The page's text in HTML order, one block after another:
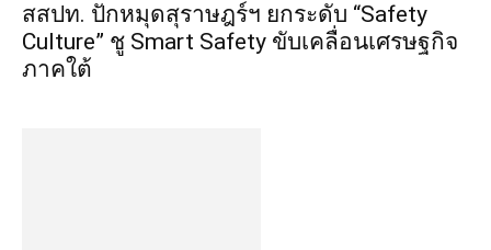
สสปท. ปักหมุดสุราษฎร์ฯ ยกระดับ “Safety
Culture” ชู Smart Safety ขับเคลื่อนเศรษฐกิจ
ภาคใต้